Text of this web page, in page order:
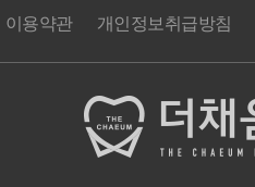
이용약관 개인정보취급방침